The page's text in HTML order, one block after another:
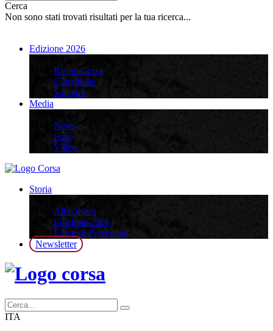
Cerca
Non sono stati trovati risultati per la tua ricerca...
Edizione 2026
Recap Corsa
Classifiche
Squadre
Media
News
Foto
Video
Storia
Albo d’oro
Edizione 2026
Edizioni Precedenti
Newsletter
ITA